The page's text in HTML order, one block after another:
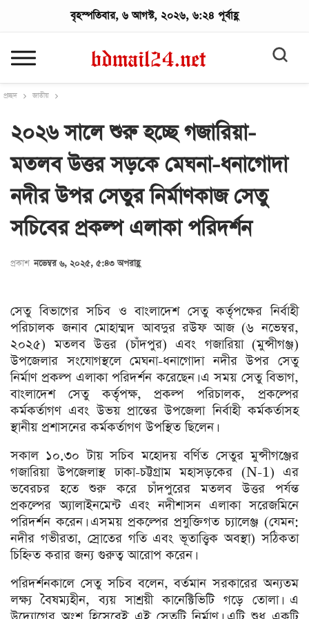
বৃহস্পতিবার, ৬ আগস্ট, ২০২৬, ৬:২৪ পূর্বাহ্ণ
প্রচ্ছদ জাতীয়
২০২৬ সালে শুরু হচ্ছে গজারিয়া-
মতলব উত্তর সড়কে মেঘনা-ধনাগোদা
নদীর উপর সেতুর নির্মাণকাজ সেতু
সচিবের প্রকল্প এলাকা পরিদর্শন
প্রকাশ নভেম্বর ৬, ২০২৫, ৫:৪৩ অপরাহ্ণ
সেতু বিভাগের সচিব ও বাংলাদেশ সেতু কর্তৃপক্ষের নির্বাহী
পরিচালক জনাব মোহাম্মদ আবদুর রউফ আজ (৬ নভেম্বর,
২০২৫) মতলব উত্তর (চাঁদপুর) এবং গজারিয়া (মুন্সীগঞ্জ)
উপজেলার সংযোগস্থলে মেঘনা-ধনাগোদা নদীর উপর সেতু
নির্মাণ প্রকল্প এলাকা পরিদর্শন করেছেন। এ সময় সেতু বিভাগ,
বাংলাদেশ সেতু কর্তৃপক্ষ, প্রকল্প পরিচালক, প্রকল্পের
কর্মকর্তাগণ এবং উভয় প্রান্তের উপজেলা নির্বাহী কর্মকর্তাসহ
স্থানীয় প্রশাসনের কর্মকর্তাগণ উপস্থিত ছিলেন।
সকাল ১০.৩০ টায় সচিব মহোদয় বর্ণিত সেতুর মুন্সীগঞ্জের
গজারিয়া উপজেলাস্থ ঢাকা-চট্টগ্রাম মহাসড়কের (N-1) এর
ভবেরচর হতে শুরু করে চাঁদপুরের মতলব উত্তর পর্যন্ত
প্রকল্পের অ্যালাইনমেন্ট এবং নদীশাসন এলাকা সরেজমিনে
পরিদর্শন করেন। এসময় প্রকল্পের প্রযুক্তিগত চ্যালেঞ্জ (যেমন:
নদীর গভীরতা, স্রোতের গতি এবং ভূতাত্ত্বিক অবস্থা) সঠিকতা
চিহ্নিত করার জন্য গুরুত্ব আরোপ করেন।
পরিদর্শনকালে সেতু সচিব বলেন, বর্তমান সরকারের অন্যতম
লক্ষ্য বৈষম্যহীন, ব্যয় সাশ্রয়ী কানেক্টিভিটি গড়ে তোলা। এ